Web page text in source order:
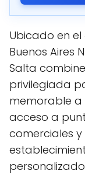
Ubicado en
Buenos Aires
Salta
privilegiada
memorable a
acceso a
comerciales y